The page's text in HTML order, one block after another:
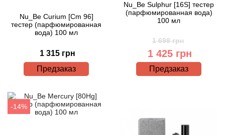
Nu_Be Curium [Cm 96]
тестер (парфюмированная
вода) 100 мл
1 315 грн
Предзаказ
Nu_Be Sulphur [16S] тестер
(парфюмированная вода)
100 мл
1 698 грн
1 425 грн
Предзаказ
-14%